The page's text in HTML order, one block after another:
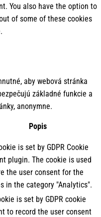
You also have the option to
of some of these cookies
aby webová stránka
základné funkcie a
anonymne.
Popis
is set by GDPR Cookie
plugin. The cookie is used
the user consent for the
in the category "Analytics".
is set by GDPR cookie
to record the user consent